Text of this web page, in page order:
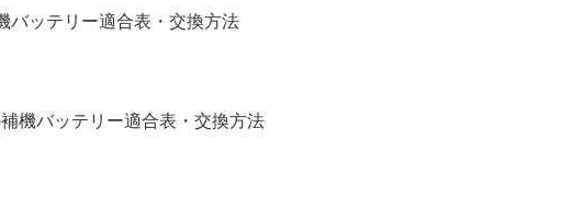
バッテリー適合表・交換方法
機バッテリー適合表・交換方法